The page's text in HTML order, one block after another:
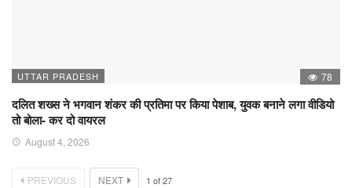
UTTAR PRADESH 78
दलित शख्स ने भगवान शंकर की प्रतिमा पर किया पेशाब, युवक बनाने लगा वीडियो
तो बोला- कर दो वायरल
August 4, 2026
PREVIOUS NEXT 1 of27